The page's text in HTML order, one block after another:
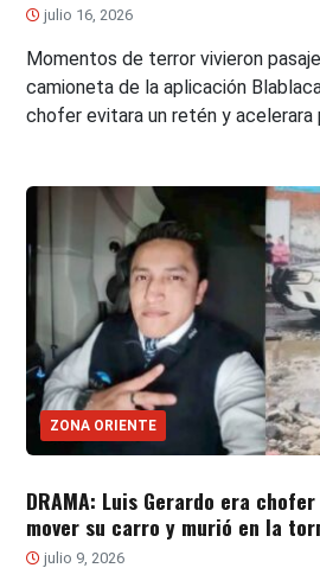
julio 16, 2026
Momentos de terror vivieron
camioneta de la aplicación
chofer evitara un retén y acelerara
ZONA ORIENTE
DRAMA: Luis Gerardo era
mover su carro y murió en la
julio 9, 2026